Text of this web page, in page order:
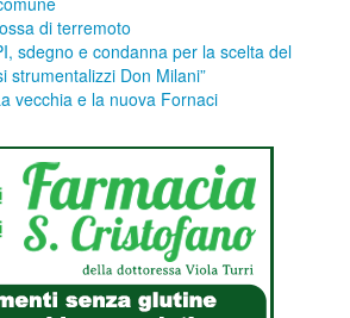
di terremoto
sdegno e condanna per la scelta del
strumentalizzi Don Milani”
vecchia e la nuova Fornaci